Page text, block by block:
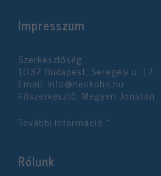
Impresszum
Szerkesztőség:
1037 Budapest, Seregély u. 17.
Email: info@neokohn.hu
Főszerkesztő: Megyeri Jonatán
További információ »
Rólunk